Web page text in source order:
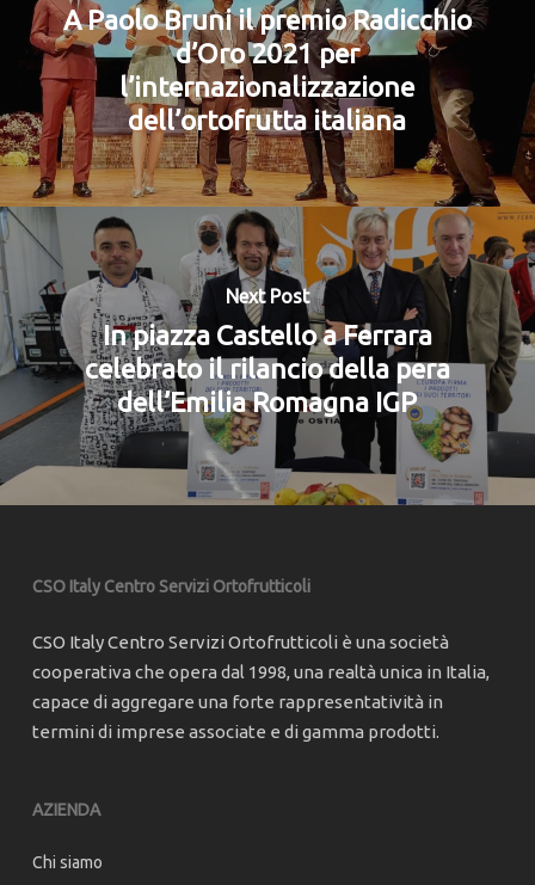
A Paolo Bruni il premio Radicchio
d’Oro 2021 per
l’internazionalizzazione
dell’ortofrutta italiana
Next Post
In piazza Castello a Ferrara
celebrato il rilancio della pera
dell’Emilia Romagna IGP
CSO Italy Centro Servizi Ortofrutticoli
CSO Italy Centro Servizi Ortofrutticoli è una società
cooperativa che opera dal 1998, una realtà unica in Italia,
capace di aggregare una forte rappresentatività in
termini di imprese associate e di gamma prodotti.
AZIENDA
Chi siamo